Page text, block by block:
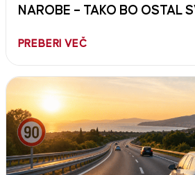
NAROBE – TAKO BO OSTAL
PREBERI VEČ